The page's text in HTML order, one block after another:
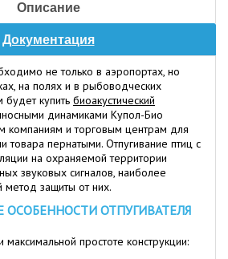
Описание
Документация
не только в аэропортах, но
на полях и в рыбоводческих
будет купить биоакустический
динамиками Купол-Био
компаниям и торговым центрам для
товара пернатыми. Отпугивание птиц с
на охраняемой территории
звуковых сигналов, наиболее
защиты от них.
ОТПУГИВАТЕЛЯ
максимальной простоте конструкции: